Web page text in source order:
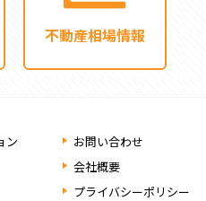
不動産相場情報
ン
お問い合わせ
会社概要
プライバシーポリシー